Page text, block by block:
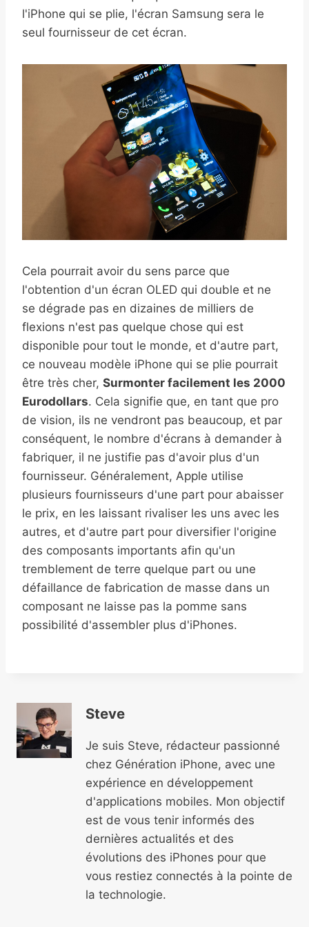
l'iPhone qui se plie, l'écran Samsung sera le
seul fournisseur de cet écran.
Cela pourrait avoir du sens parce que
l'obtention d'un écran OLED qui double et ne
se dégrade pas en dizaines de milliers de
flexions n'est pas quelque chose qui est
disponible pour tout le monde, et d'autre part,
ce nouveau modèle iPhone qui se plie pourrait
être très cher, Surmonter facilement les 2000
Eurodollars. Cela signifie que, en tant que pro
de vision, ils ne vendront pas beaucoup, et par
conséquent, le nombre d'écrans à demander à
fabriquer, il ne justifie pas d'avoir plus d'un
fournisseur. Généralement, Apple utilise
plusieurs fournisseurs d'une part pour abaisser
le prix, en les laissant rivaliser les uns avec les
autres, et d'autre part pour diversifier l'origine
des composants importants afin qu'un
tremblement de terre quelque part ou une
défaillance de fabrication de masse dans un
composant ne laisse pas la pomme sans
possibilité d'assembler plus d'iPhones.
Steve
Je suis Steve, rédacteur passionné
chez Génération iPhone, avec une
expérience en développement
d'applications mobiles. Mon objectif
est de vous tenir informés des
dernières actualités et des
évolutions des iPhones pour que
vous restiez connectés à la pointe de
la technologie.